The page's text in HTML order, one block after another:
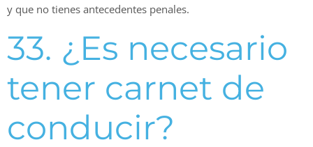
y que no tienes antecedentes penales.
33. ¿Es necesario
tener carnet de
conducir?